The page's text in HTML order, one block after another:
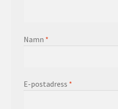
Namn *
E-postadress *